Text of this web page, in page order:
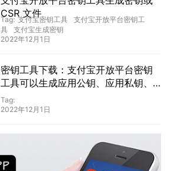
CSR 文件
Tag: 支付宝密钥工具
支付宝开放平台密钥工
具
支付宝生成密钥
2022年12月1日
密钥工具下载：支付宝开放平台密钥
工具可以生成应用公钥、应用私钥、
CSR 文件，并提供密钥匹配、格式转
换、签名、同步验签、异步验签等功
Tag:
2022年12月1日